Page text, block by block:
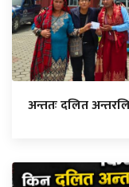
अन्ततः दलित